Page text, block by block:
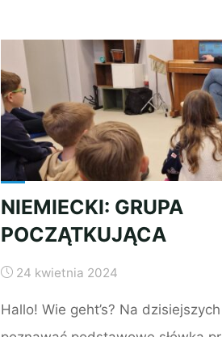
NIEMIECKIEGO!"
NIEMIECKI: GRUPA
POCZĄTKUJĄCA
24 kwietnia 2024
Hallo! Wie geht’s? Na